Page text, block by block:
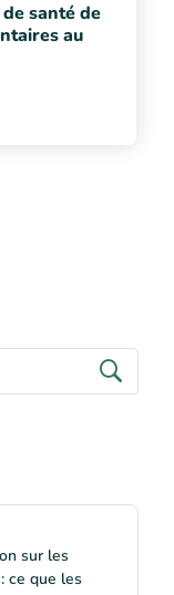
santé de
au
sur les
ce que les